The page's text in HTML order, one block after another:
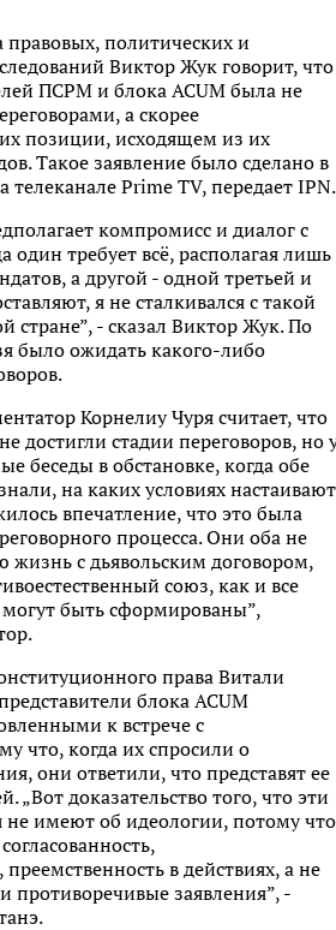
правовых, политических и
Виктор Жук говорит, что
ПСРМ и блока ACUM была не
а скорее
позиции, исходящем из их
Такое заявление было сделано в
телеканале Prime TV, передает IPN.
компромисс и диалог с
один требует всё, располагая лишь
а другой - одной третьей и
я не сталкивался с такой
стране”, - сказал Виктор Жук. По
было ожидать какого-либо
Корнелиу Чуря считает, что
достигли стадии переговоров, но
беседы в обстановке, когда обе
на каких условиях настаивают
впечатление, что это была
процесса. Они оба не
жизнь с дьявольским договором,
союз, как и все
быть сформированы”,
права Витали
блока ACUM
к встрече с
что, когда их спросили о
они ответили, что представят ее
„Вот доказательство того, что эти
не имеют об идеологии, потому что
преемственность в действиях, а не
противоречивые заявления”, -